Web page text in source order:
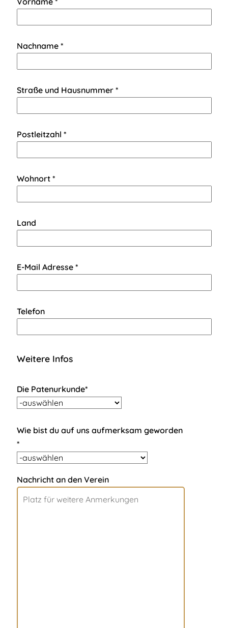
Nachname *
Straße und Hausnummer *
Postleitzahl *
Wohnort *
Land
E-Mail Adresse *
Telefon
Weitere Infos
Die Patenurkunde*
Wie bist du auf uns aufmerksam geworden
*
Nachricht an den Verein